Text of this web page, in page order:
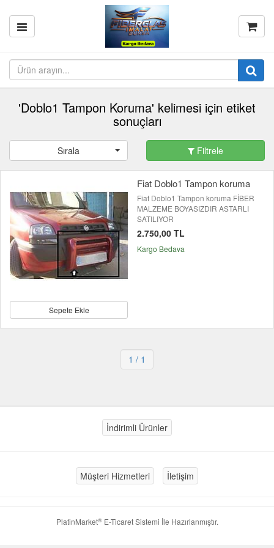
'Doblo1 Tampon Koruma' kelimesi için etiket
sonuçları
Sırala Filtrele
Sepete Ekle
Fiat Doblo1 Tampon koruma
Fiat Doblo1 Tampon koruma FİBER
MALZEME BOYASIZDIR ASTARLI
SATILIYOR
2.750,00 TL
Kargo Bedava
1 / 1
İndirimli Ürünler
Müşteri Hizmetleri İletişim
PlatinMarket®E-Ticaret Sistemi İle Hazırlanmıştır.